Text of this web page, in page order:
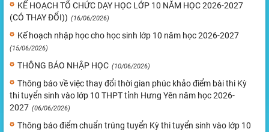
KẾ HOẠCH TỔ CHỨC DẠY HỌC LỚP 10 NĂM HỌC 2026-2027
(CÓ THAY ĐỔI)) (16/06/2026)
Kế hoạch nhập học cho học sinh lớp 10 năm học 2026-2027
(15/06/2026)
THÔNG BÁO NHẬP HỌC (10/06/2026)
Thông báo về việc thay đổi thời gian phúc khảo điểm bài thi Kỳ
thi tuyển sinh vào lớp 10 THPT tỉnh Hưng Yên năm học 2026-
2027 (06/06/2026)
Thông báo điểm chuẩn trúng tuyển Kỳ thi tuyển sinh vào lớp 10